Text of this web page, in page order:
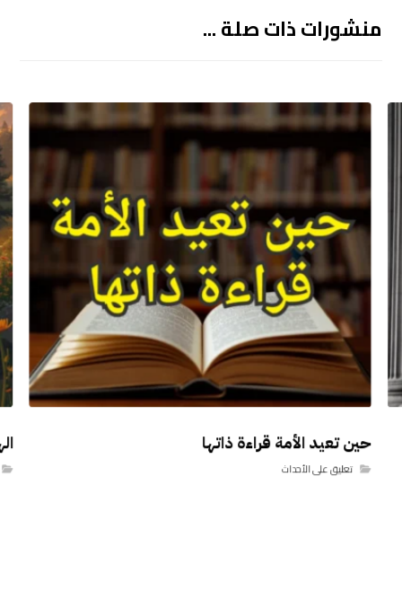
منشورات ذات صلة ...
حين تعيد الأمة قراءة ذاتها
تعليق على الأحداث